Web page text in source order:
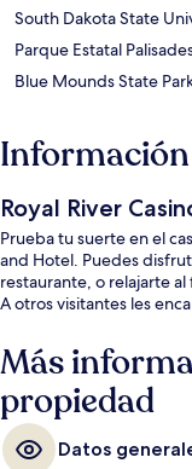
South Dakota State
Parque Estatal
Blue Mounds State
Royal River
Prueba tu suerte en el
and Hotel. Puedes
restaurante, o relajarte
A otros visitantes les
Más
propiedad
Datos